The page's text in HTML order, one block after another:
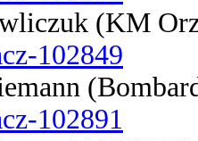
(KM
102849
102891